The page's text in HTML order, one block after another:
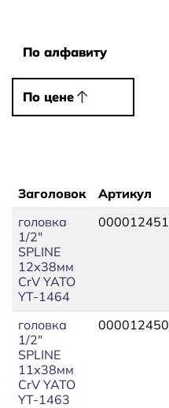
По алфавиту
По алфавиту
По цене
По цене
Заголовок Артикул
головка
1/2"
SPLINE
12х38мм
CrV YATO
YT-1464
000012451
головка
1/2"
SPLINE
11х38мм
CrV YATO
YT-1463
000012450